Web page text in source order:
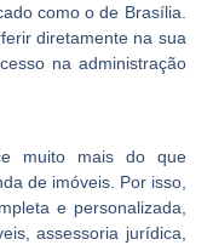
como o de Brasília.
diretamente na sua
na administração
muito mais do que
de imóveis. Por isso,
e personalizada,
assessoria jurídica,